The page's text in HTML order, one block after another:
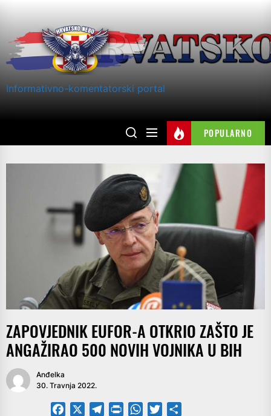
content
Informativno-komentatorski portal
POPULARNO
ZAPOVJEDNIK EUFOR-A OTKRIO ZAŠTO JE
ANGAŽIRAO 500 NOVIH VOJNIKA U BIH
Anđelka
30. Travnja 2022.
Facebook TelegramPrintFriendly
WhatsApp
Twitter